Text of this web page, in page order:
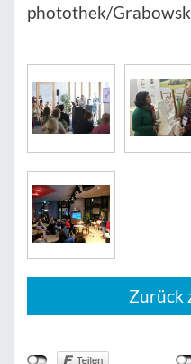
photothek/
Zurück